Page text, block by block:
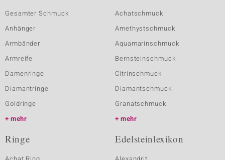
Gesamter Schmuck
Anhänger
Armbänder
Armreife
Damenringe
Diamantringe
Goldringe
mehr
Achatschmuck
Amethystschmuck
Aquamarinschmuck
Bernsteinschmuck
Citrinschmuck
Diamantschmuck
Granatschmuck
mehr
Ringe Edelsteinlexikon